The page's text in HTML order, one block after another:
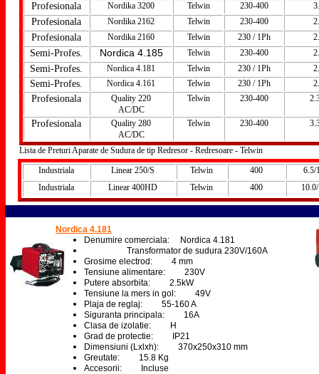
Profesionala Nordika 3200 Telwin 230-400
Profesionala Nordika 2162 Telwin 230-400
Profesionala Nordika 2160 Telwin 230 / 1Ph
Semi-Profes. Nordica 4.185 Telwin 230-400
Semi-Profes. Nordica 4.181 Telwin 230 / 1Ph
Semi-Profes. Nordica 4.161 Telwin 230 / 1Ph
Profesionala
Quality 220
AC/DC
Telwin 230-400
Profesionala
Quality 280
AC/DC
Telwin 230-400
Industriala Linear 250/S Telwin 400
6.5/
Industriala
Linear 400HD Telwin 400
Nordica 4.181
Denumire comerciala: Nordica 4.181
Transformator de sudura 230V/160A
Grosime electrod: 4 mm
Tensiune alimentare: 230V
Putere absorbita: 2.5kW
Tensiune la mers in gol: 49V
Plaja de reglaj: 55-160 A
Siguranta principala: 16A
Clasa de izolatie: H
Grad de protectie: IP21
Dimensiuni (Lxlxh): 370x250x310 mm
Greutate: 15.8 Kg
Accesorii: Incluse
Lista de Preturi Aparate de Sudura de tip Redresor - Redresoare - Telwin